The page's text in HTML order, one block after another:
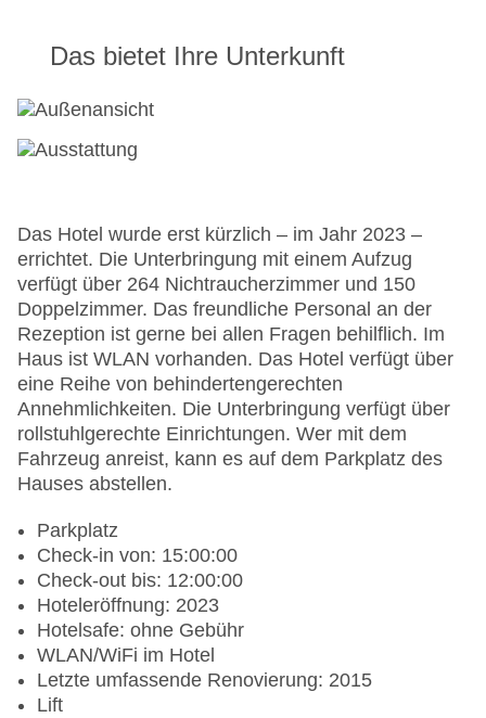
Das bietet Ihre Unterkunft
Das Hotel wurde erst kürzlich – im Jahr 2023 –
errichtet. Die Unterbringung mit einem Aufzug
verfügt über 264 Nichtraucherzimmer und 150
Doppelzimmer. Das freundliche Personal an der
Rezeption ist gerne bei allen Fragen behilflich. Im
Haus ist WLAN vorhanden. Das Hotel verfügt über
eine Reihe von behindertengerechten
Annehmlichkeiten. Die Unterbringung verfügt über
rollstuhlgerechte Einrichtungen. Wer mit dem
Fahrzeug anreist, kann es auf dem Parkplatz des
Hauses abstellen.
Parkplatz
Check-in von: 15:00:00
Check-out bis: 12:00:00
Hoteleröffnung: 2023
Hotelsafe: ohne Gebühr
WLAN/WiFi im Hotel
Letzte umfassende Renovierung: 2015
Lift